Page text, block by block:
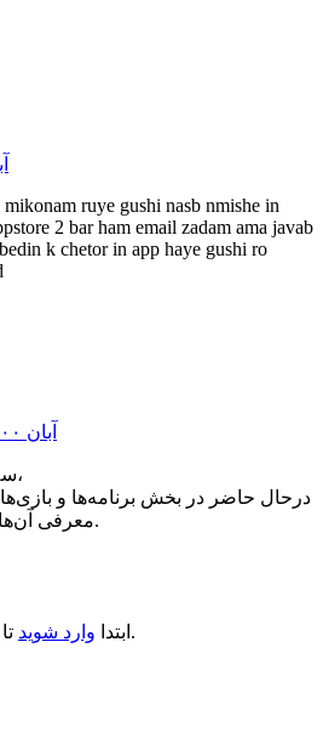
mikonam ruye gushi nasb nmishe in
2 bar ham email zadam ama javab
k chetor in app haye gushi ro
۱۰ آبان ۱۴۰۰ - ۱۰:۳۰
سلام کاربر عزیز،
درحال حاضر در بخش برنامه‌ها و
معرفی آن‌ها انجام می‌شود.
ابتدا وارد شوید تا بتوانید دیدگاهی ارسال کنید.